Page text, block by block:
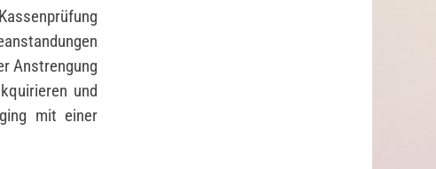
Anstrengung
und
mit einer